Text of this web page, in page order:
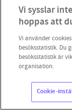
Copyright
Stötta vårt
Vi sysslar
hoppas att
Vi använder
besöksstatistik. Du
besöksstatistik är
organisation.
Cookie-